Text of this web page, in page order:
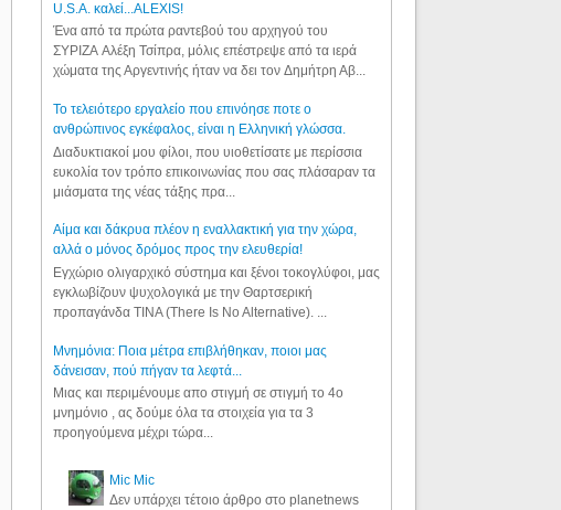
U.S.A. καλεί...ALEXIS!
Ένα από τα πρώτα ραντεβού του αρχηγού του
ΣΥΡΙΖΑ Αλέξη Τσίπρα, μόλις επέστρεψε από τα ιερά
χώματα της Αργεντινής ήταν να δει τον Δημήτρη Αβ...
Το τελειότερο εργαλείο που επινόησε ποτε ο
ανθρώπινος εγκέφαλος, είναι η Ελληνική γλώσσα.
Διαδυκτιακοί μου φίλοι, που υιοθετίσατε με περίσσια
ευκολία τον τρόπο επικοινωνίας που σας πλάσαραν τα
μιάσματα της νέας τάξης πρα...
Αίμα και δάκρυα πλέον η εναλλακτική για την χώρα,
αλλά ο μόνος δρόμος προς την ελευθερία!
Εγχώριο ολιγαρχικό σύστημα και ξένοι τοκογλύφοι, μας
εγκλωβίζουν ψυχολογικά με την Θαρτσερική
προπαγάνδα TINA (There Is No Alternative). ...
Μνημόνια: Ποια μέτρα επιβλήθηκαν, ποιοι μας
δάνεισαν, πού πήγαν τα λεφτά...
Μιας και περιμένουμε απο στιγμή σε στιγμή το 4ο
μνημόνιο , ας δούμε όλα τα στοιχεία για τα 3
προηγούμενα μέχρι τώρα...
Mic Mic
Δεν υπάρχει τέτοιο άρθρο στο planetnews